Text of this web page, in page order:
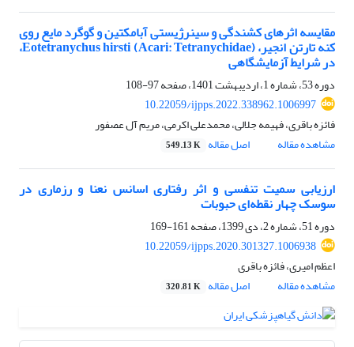
مقایسه اثرهای کشندگی و سینرژیستی آبامکتین و گوگرد مایع روی
کنه تارتن انجیر، Eotetranychus hirsti (Acari: Tetranychidae)،
در شرایط آزمایشگاهی
دوره 53، شماره 1، اردیبهشت 1401، صفحه
97-108
10.22059/ijpps.2022.338962.1006997
فائزه باقری، فهیمه جلالی، محمدعلی اکرمی، مریم آل عصفور
مشاهده مقاله
اصل مقاله 549.13 K
ارزیابی سمیت تنفسی و اثر رفتاری اسانس نعنا و رزماری در
سوسک چهار نقطه‌ای حبوبات
دوره 51، شماره 2، دی 1399، صفحه
161-169
10.22059/ijpps.2020.301327.1006938
اعظم امیری، فائزه باقری
مشاهده مقاله
اصل مقاله 320.81 K